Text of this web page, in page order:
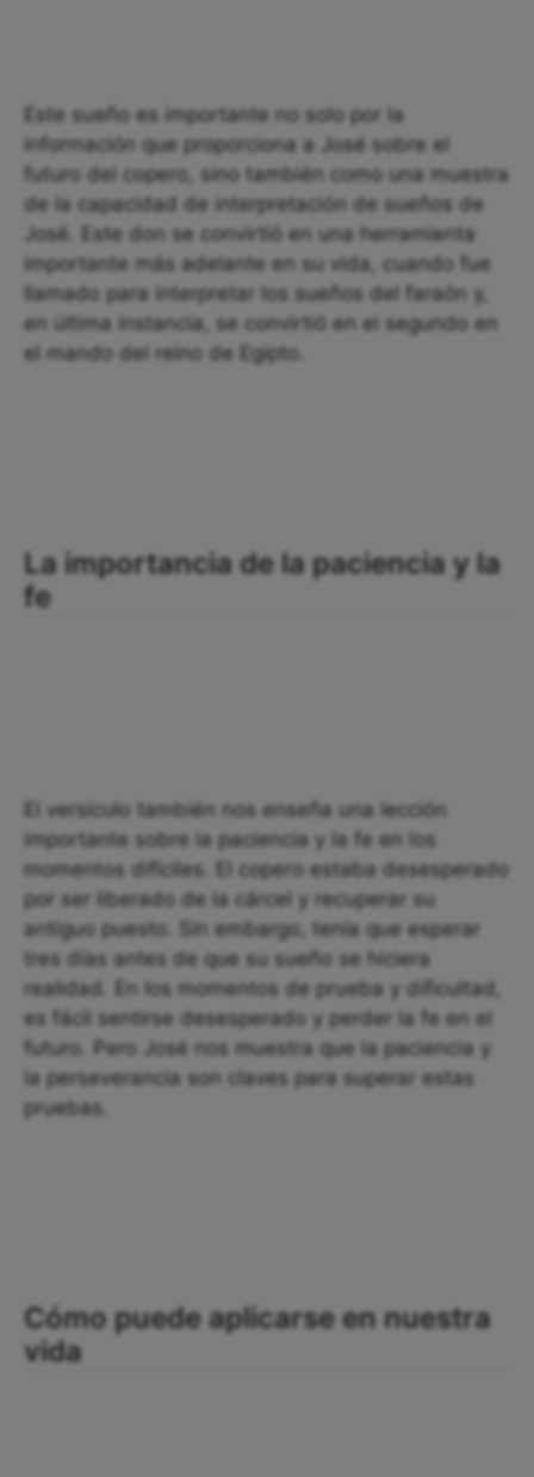
Este sueño es importante no solo por la
información que proporciona a José sobre el
futuro del copero, sino también como una muestra
de la capacidad de interpretación de sueños de
José. Este don se convirtió en una herramienta
importante más adelante en su vida, cuando fue
llamado para interpretar los sueños del faraón y,
en última instancia, se convirtió en el segundo en
el mando del reino de Egipto.
La importancia de la paciencia y la
fe
El versículo también nos enseña una lección
importante sobre la paciencia y la fe en los
momentos difíciles. El copero estaba desesperado
por ser liberado de la cárcel y recuperar su
antiguo puesto. Sin embargo, tenía que esperar
tres días antes de que su sueño se hiciera
realidad. En los momentos de prueba y dificultad,
es fácil sentirse desesperado y perder la fe en el
futuro. Pero José nos muestra que la paciencia y
la perseverancia son claves para superar estas
pruebas.
Cómo puede aplicarse en nuestra
vida